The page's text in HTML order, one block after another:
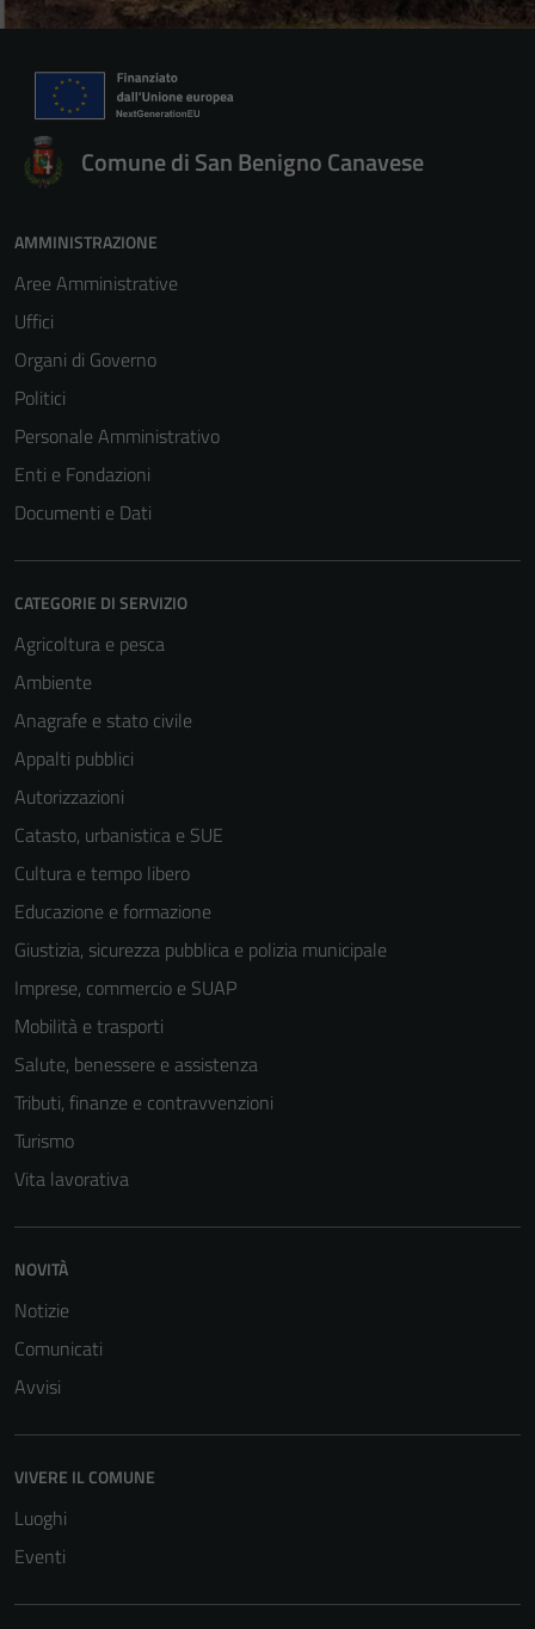
Comune di San Benigno Canavese
AMMINISTRAZIONE
Aree Amministrative
Uffici
Organi di Governo
Politici
Personale Amministrativo
Enti e Fondazioni
Documenti e Dati
CATEGORIE DI SERVIZIO
Agricoltura e pesca
Ambiente
Anagrafe e stato civile
Appalti pubblici
Autorizzazioni
Catasto, urbanistica e SUE
Cultura e tempo libero
Educazione e formazione
Giustizia, sicurezza pubblica e polizia municipale
Imprese, commercio e SUAP
Mobilità e trasporti
Salute, benessere e assistenza
Tributi, finanze e contravvenzioni
Turismo
Vita lavorativa
NOVITÀ
Notizie
Comunicati
Avvisi
VIVERE IL COMUNE
Luoghi
Eventi
disabilitati.